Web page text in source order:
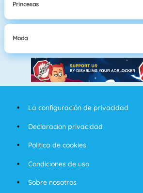
Princesas
Moda
La configuración de privacidad
Declaracion privacidad
Politica de cookies
Condiciones de uso
Sobre nosotros